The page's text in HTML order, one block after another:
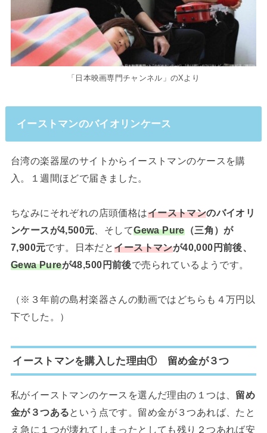
「日本映画専門チャンネル」のXより
イーストマンのバイオリンケース
台湾の楽器屋のサイトからイーストマンのケースを購
入。１週間ほどで届きました。
ちなみにそれぞれの店頭価格はイーストマンのバイオリ
ンケースが4,500元 、そしてGewa Pure（三角）が
7,900元です。日本だと イーストマンが40,000円前後、
Gewa Pureが48,500円前後で売られているようです。
（※３年前の島村楽器さんの動画ではどちらも４万円以
下でした。）
イーストマンを購入した理由① 留め金が３つ
私がイーストマンのケースを選んだ理由の１つは、 留め
金が３つあるという点です。留め金が３つあれば、たと
え急に１つが壊れてしまったとしても残り２つあれば安